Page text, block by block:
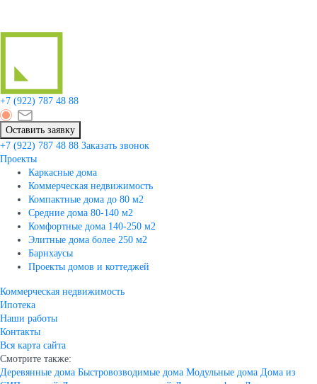
+7 (922) 787 48 88
Оставить заявку
+7 (922) 787 48 88 Заказать звонок
Проекты
Каркасные дома
Коммерческая недвижимость
Компактные дома до 80 м2
Средние дома 80-140 м2
Комфортные дома 140-250 м2
Элитные дома более 250 м2
Барнхаусы
Проекты домов и коттеджей
Коммерческая недвижимость
Ипотека
Наши работы
Контакты
Вся карта сайта
Смотрите также:
Деревянные дома Быстровозводимые дома Модульные дома Дома из